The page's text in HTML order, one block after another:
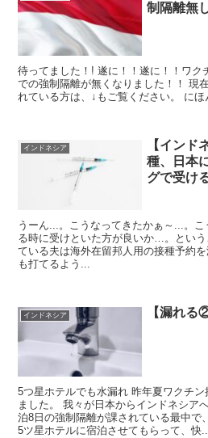
制隔離無
待ってました！! 遂に！！遂に！！ワク
での強制隔離が無くなりました！！ 現
れている方は、↓もご覧ください。 に
インドネシア
【インド
種、日本
グで受け
うーん...。こうなってきたかぁ～...。
る時に受けといた方が良いか…。とい
ている夫は海外在留邦人用の接種予約
も打てるよう...
インドネシア 【漏れる
5つ星ホテルでも水漏れ 昨年夏ワクチ
ました。 我々が日本からインドネシア
泊8日の強制隔離が課されている最中で
5ツ星ホテルに宿泊させてもらって、快